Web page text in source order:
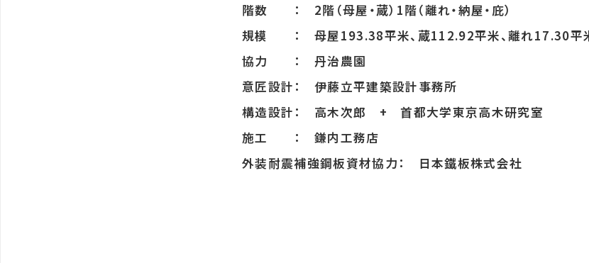
階数 ： 2階（母屋・蔵）1階（離れ・納屋・庇）
規模 ： 母屋193.38平米、蔵112.92平米、離れ17.30平
協力 ： 丹治農園
意匠設計： 伊藤立平建築設計事務所
構造設計： 高木次郎 + 首都大学東京高木研究室
施工 ： 鎌内工務店
外装耐震補強鋼板資材協力： 日本鐵板株式会社